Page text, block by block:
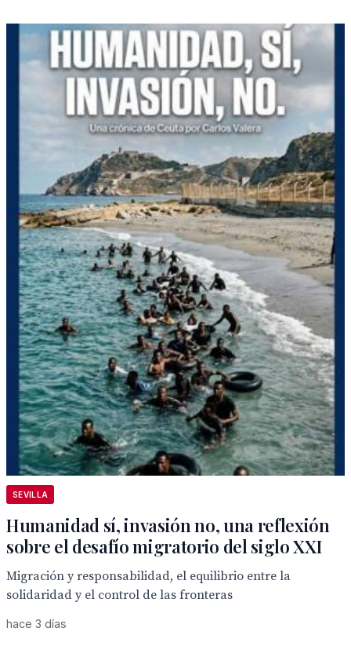
SEVILLA
Humanidad sí, invasión no, una reflexión
sobre el desafío migratorio del siglo XXI
Migración y responsabilidad, el equilibrio entre la
solidaridad y el control de las fronteras
hace 3 días